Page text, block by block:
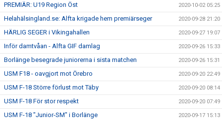
PREMIÄR: U19 Region Öst 2020-10-02 05:25
Helahälsingland.se: Alfta krigade hem premiärseger 2020-09-28 21:20
HÄRLIG SEGER i Vikingahallen 2020-09-27 19:07
Inför damtvåan - Alfta GIF damlag 2020-09-26 15:33
Borlänge besegrade juniorerna i sista matchen 2020-09-26 15:31
USM F18 - oavgjort mot Örebro 2020-09-20 22:49
USM F-18 Större förlust mot Täby 2020-09-20 08:14
USM F-18 För stor respekt 2020-09-20 07:49
USM F-18 "Junior-SM" i Borlänge 2020-09-17 15:13